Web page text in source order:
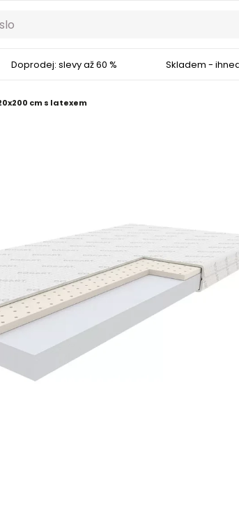
Doprodej: slevy až 60 % Skladem -
cm s latexem